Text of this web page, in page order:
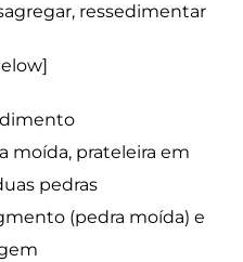
ressedimentar
moída, prateleira em
pedras
(pedra moída) e